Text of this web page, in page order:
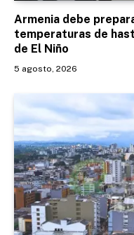
Armenia debe
temperaturas de
de El Niño
5 agosto, 2026